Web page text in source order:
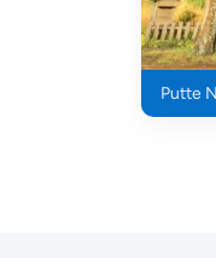
Putte